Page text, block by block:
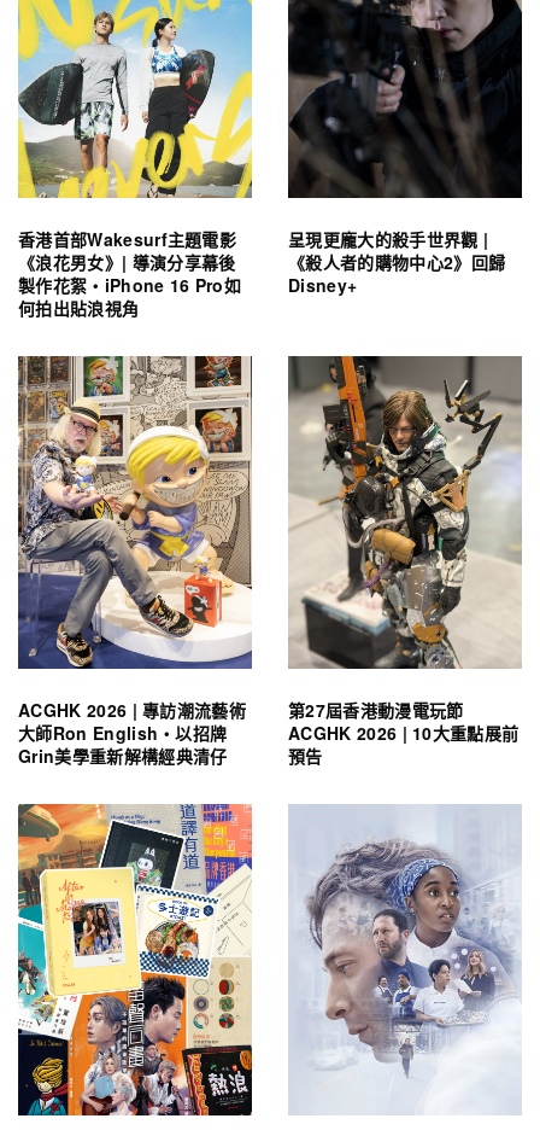
香港首部Wakesurf主題電影
《浪花男女》| 導演分享幕後
製作花絮・iPhone 16 Pro如
何拍出貼浪視角
呈現更龐大的殺手世界觀 |
《殺人者的購物中心2》回歸
Disney+
ACGHK 2026 | 專訪潮流藝術
大師Ron English・以招牌
Grin美學重新解構經典清仔
第27屆香港動漫電玩節
ACGHK 2026 | 10大重點展前
預告